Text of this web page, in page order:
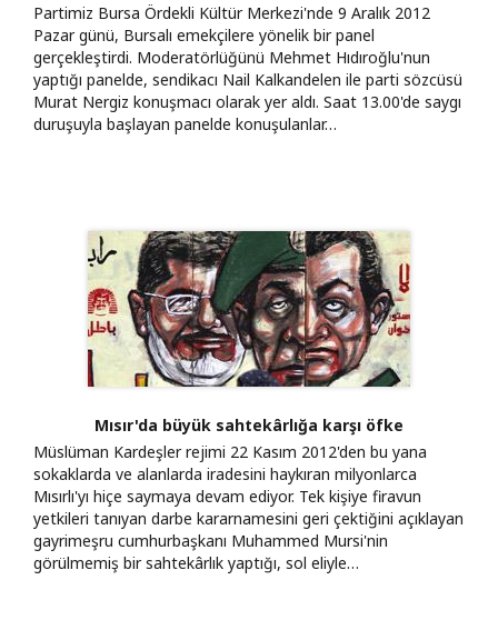
Partimiz Bursa Ördekli Kültür Merkezi'nde 9 Aralık 2012
Pazar günü, Bursalı emekçilere yönelik bir panel
gerçekleştirdi. Moderatörlüğünü Mehmet Hıdıroğlu'nun
yaptığı panelde, sendikacı Nail Kalkandelen ile parti sözcüsü
Murat Nergiz konuşmacı olarak yer aldı. Saat 13.00'de saygı
duruşuyla başlayan panelde konuşulanlar…
Mısır'da büyük sahtekârlığa karşı öfke
Müslüman Kardeşler rejimi 22 Kasım 2012'den bu yana
sokaklarda ve alanlarda iradesini haykıran milyonlarca
Mısırlı'yı hiçe saymaya devam ediyor. Tek kişiye firavun
yetkileri tanıyan darbe kararnamesini geri çektiğini açıklayan
gayrimeşru cumhurbaşkanı Muhammed Mursi'nin
görülmemiş bir sahtekârlık yaptığı, sol eliyle…